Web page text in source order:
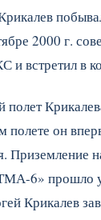
2000 г.
и встретил в
полете он
Приземление
6» прошло
Крикалев